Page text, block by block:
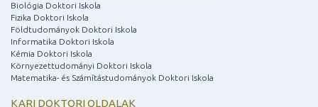
Biológia Doktori Iskola
Fizika Doktori Iskola
Földtudományok Doktori Iskola
Informatika Doktori Iskola
Kémia Doktori Iskola
Környezettudományi Doktori Iskola
Matematika- és Számítástudományok Doktori Iskola
KARI DOKTORI OLDALAK